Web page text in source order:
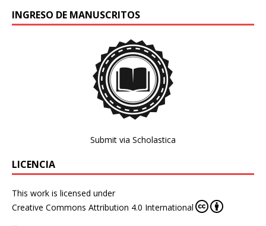
INGRESO DE MANUSCRITOS
Submit via Scholastica
LICENCIA
This work is licensed under
Creative Commons Attribution 4.0 International